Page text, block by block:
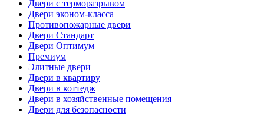
Двери с терморазрывом
Двери эконом-класса
Противопожарные двери
Двери Стандарт
Двери Оптимум
Премиум
Элитные двери
Двери в квартиру
Двери в коттедж
Двери в хозяйственные помещения
Двери для безопасности